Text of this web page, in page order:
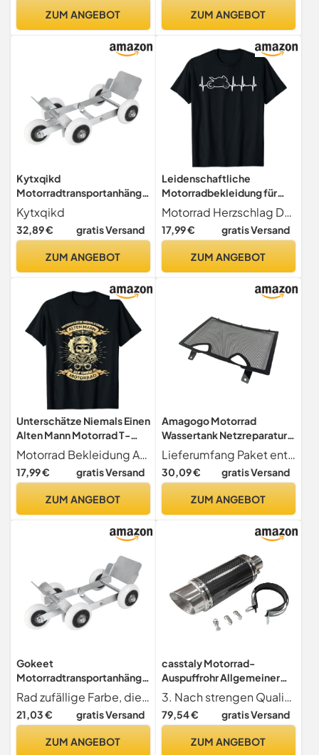
ZUM ANGEBOT ZUM ANGEBOT
Kytxqikd
Motorradtransportanhänge
r, Motorradbedarf,
Umzugsgerät,
Professionelle Notfall-
Kytxqikd
32,89 € gratis Versand
ZUM ANGEBOT
Leidenschaftliche
Motorradbekleidung für
Biker und Fahrer T-Shirt
Motorrad Herzschlag Design für Biker
17,99 € gratis Versand
ZUM ANGEBOT
Unterschätze Niemals Einen
Alten Mann Motorrad T-
Shirt
Motorrad Bekleidung Accessoires
17,99 € gratis Versand
ZUM ANGEBOT
Amagogo Motorrad
Wassertank Netzreparatur
für 801 2024 für
Motorradbedarf
Lieferumfang Paket enthält eine Motorrad-Kühlerabdeckung und Schrauben und bietet alles, was Sie für einen unkomplizierten Installationsprozess benötigen
30,09 € gratis Versand
ZUM ANGEBOT
Gokeet
Motorradtransportanhänge
r, Motorradbedarf,
Umzugsgerät,
Professionelle Notfall-
Rad zufällige Farbe, die angegebene Farbe wird nicht akzeptiert
21,03 € gratis Versand
ZUM ANGEBOT
casstaly Motorrad-
Auspuffrohr Allgemeiner
Motorradbedarf
3. Nach strengen Qualitätskontrollstandards gebaut. Nicht leicht zu beschädigen, lange Lebensdauer
79,54 € gratis Versand
ZUM ANGEBOT